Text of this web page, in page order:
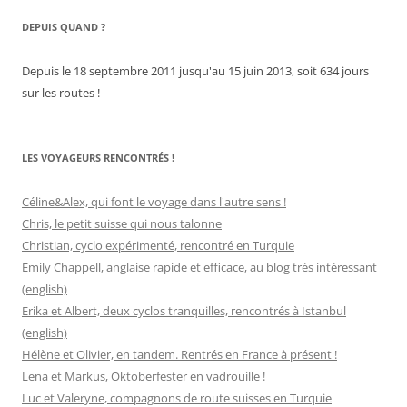
DEPUIS QUAND ?
Depuis le 18 septembre 2011 jusqu'au 15 juin 2013, soit 634 jours
sur les routes !
LES VOYAGEURS RENCONTRÉS !
Céline&Alex, qui font le voyage dans l'autre sens !
Chris, le petit suisse qui nous talonne
Christian, cyclo expérimenté, rencontré en Turquie
Emily Chappell, anglaise rapide et efficace, au blog très intéressant
(english)
Erika et Albert, deux cyclos tranquilles, rencontrés à Istanbul
(english)
Hélène et Olivier, en tandem. Rentrés en France à présent !
Lena et Markus, Oktoberfester en vadrouille !
Luc et Valeryne, compagnons de route suisses en Turquie